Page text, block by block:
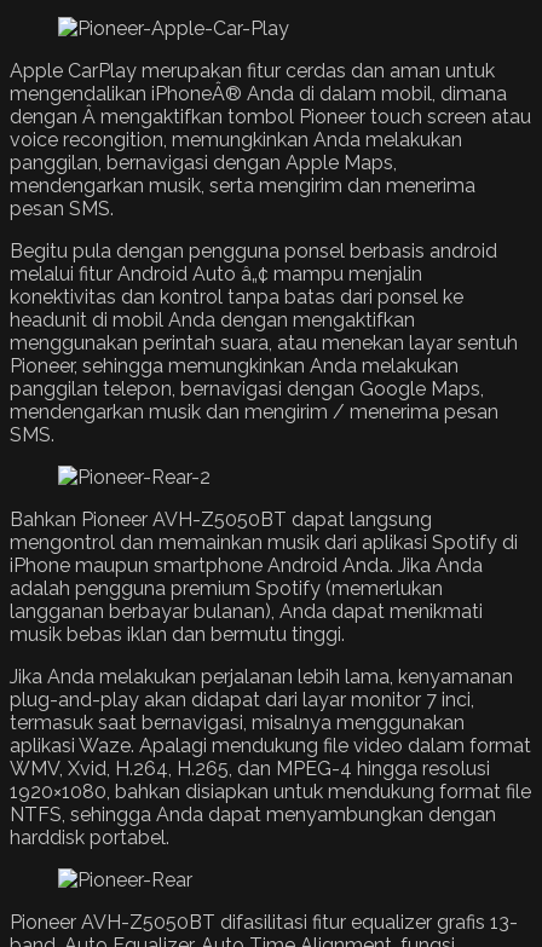
Apple CarPlay merupakan fitur cerdas dan aman untuk
mengendalikan iPhoneÂ® Anda di dalam mobil, dimana
dengan Â mengaktifkan tombol Pioneer touch screen atau
voice recongition, memungkinkan Anda melakukan
panggilan, bernavigasi dengan Apple Maps,
mendengarkan musik, serta mengirim dan menerima
pesan SMS.
Begitu pula dengan pengguna ponsel berbasis android
melalui fitur Android Auto â„¢ mampu menjalin
konektivitas dan kontrol tanpa batas dari ponsel ke
headunit di mobil Anda dengan mengaktifkan
menggunakan perintah suara, atau menekan layar sentuh
Pioneer, sehingga memungkinkan Anda melakukan
panggilan telepon, bernavigasi dengan Google Maps,
mendengarkan musik dan mengirim / menerima pesan
SMS.
Bahkan Pioneer AVH-Z5050BT dapat langsung
mengontrol dan memainkan musik dari aplikasi Spotify di
iPhone maupun smartphone Android Anda. Jika Anda
adalah pengguna premium Spotify (memerlukan
langganan berbayar bulanan), Anda dapat menikmati
musik bebas iklan dan bermutu tinggi.
Jika Anda melakukan perjalanan lebih lama, kenyamanan
plug-and-play akan didapat dari layar monitor 7 inci,
termasuk saat bernavigasi, misalnya menggunakan
aplikasi Waze. Apalagi mendukung file video dalam format
WMV, Xvid, H.264, H.265, dan MPEG-4 hingga resolusi
1920×1080, bahkan disiapkan untuk mendukung format file
NTFS, sehingga Anda dapat menyambungkan dengan
harddisk portabel.
Pioneer AVH-Z5050BT difasilitasi fitur equalizer grafis 13-